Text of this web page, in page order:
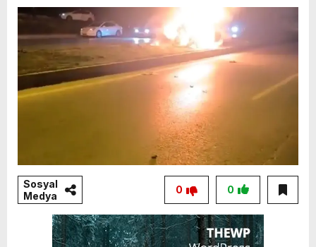
Sosyal
Medya
0
0